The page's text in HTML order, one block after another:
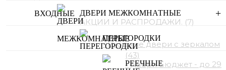
+
ДВЕРИ МЕЖКОМНАТНЫЕ
ПЕРЕГОРОДКИ
РЕЕЧНЫЕ
Категории каталога
АКЦИИ И РАСПРОДАЖИ. (7)
ДВЕРИ ВХОДНЫЕ (382)
- Входные двери с зеркалом
(43)
- Двери Бюджeт - до 29